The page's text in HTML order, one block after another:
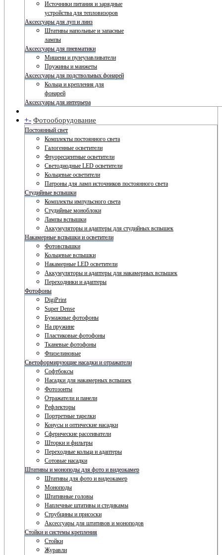
Источники питания и зарядные
устройства для тепловизоров
Аксессуары для луп и линз
Штативы напольные и запасные
лампы
Аксессуары для пневматики
Мишени и пулеулавливатели
Пружины и манжеты
Аксессуары для подствольных фонарей
Кольца и крепления для
фонарей
Аксессуары для интерьера
+- Фотооборудование
Постоянный свет
Комплекты постоянного света
Галогенные осветители
Флуоресцентные осветители
Светодиодные LED осветители
Кольцевые осветители
Патроны для ламп источников постоянного света
Студийные вспышки
Комплекты импульсного света
Студийные моноблоки
Лампы вспышки
Аккумуляторы и адаптеры для студийных вспышек
Накамерные вспышки и осветители
Фотовспышки
Кольцевые вспышки
Накамерные LED осветители
Аккумуляторы и адаптеры для накамерных вспышек
Переходники и адаптеры
Фотофоны
DigiPrint
Super Dense
Бумажные фотофоны
На пружине
Пластиковые фотофоны
Тканевые фотофоны
Флизелиновые
Светоформирующие насадки и отражатели
Софтбоксы
Насадки для накамерных вспышек
Фотозонты
Отражатели и панели
Рефлекторы
Портретные тарелки
Конусы и оптические насадки
Сферические рассеиватели
Шторки и фильтры
Переходные кольца и адаптеры
Сотовые насадки
Штативы и моноподы для фото и видеокамер
Штативы для фото и видеокамер
Моноподы
Штативные головы
Наплечные штативы и стедикамы
Струбцины и присоски
Аксессуары для штативов и моноподов
Стойки и системы крепления
Стойки
Журавли